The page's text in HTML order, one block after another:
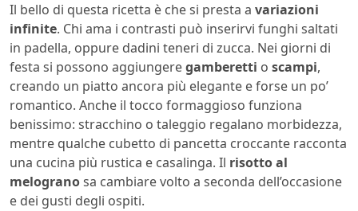
Il bello di questa ricetta è che si presta a variazioni
infinite. Chi ama i contrasti può inserirvi funghi saltati
in padella, oppure dadini teneri di zucca. Nei giorni di
festa si possono aggiungeregamberetti o scampi,
creando un piatto ancora più elegante e forse un po’
romantico. Anche il tocco formaggioso funziona
benissimo: stracchino o taleggio regalano morbidezza,
mentre qualche cubetto di pancetta croccante racconta
una cucina più rustica e casalinga. Il risotto al
melogranosa cambiare volto a seconda dell’occasione
e dei gusti degli ospiti.